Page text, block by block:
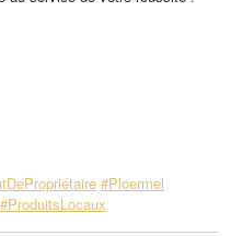
#Ploermel
#ProduitsLocaux